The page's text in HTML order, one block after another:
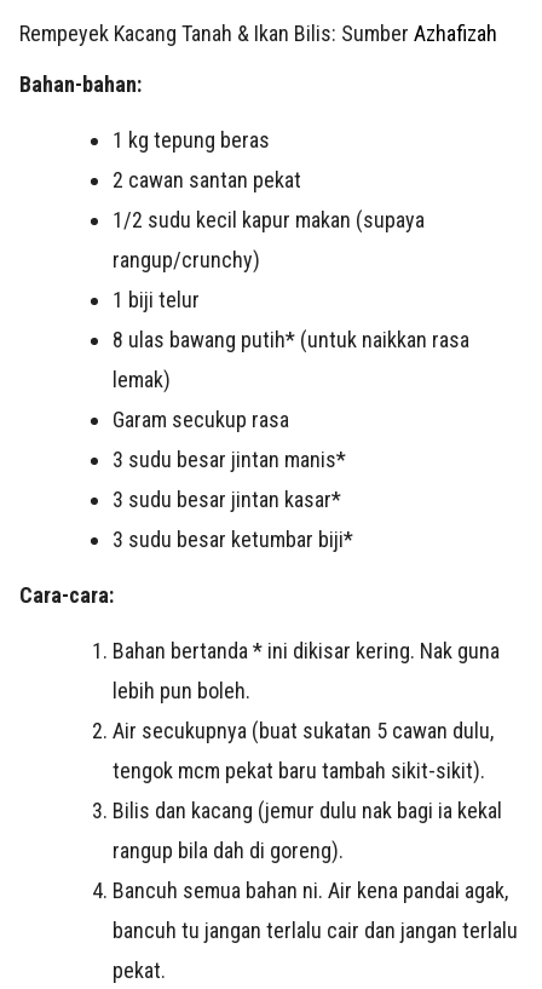
Rempeyek Kacang Tanah & Ikan Bilis: Sumber Azhafizah
Bahan-bahan:
1 kg tepung beras
2 cawan santan pekat
1/2 sudu kecil kapur makan (supaya
rangup/crunchy)
1 biji telur
8 ulas bawang putih* (untuk naikkan rasa
lemak)
Garam secukup rasa
3 sudu besar jintan manis*
3 sudu besar jintan kasar*
3 sudu besar ketumbar biji*
Cara-cara:
Bahan bertanda * ini dikisar kering. Nak guna
lebih pun boleh.
Air secukupnya (buat sukatan 5 cawan dulu,
tengok mcm pekat baru tambah sikit-sikit).
Bilis dan kacang (jemur dulu nak bagi ia kekal
rangup bila dah di goreng).
Bancuh semua bahan ni. Air kena pandai agak,
bancuh tu jangan terlalu cair dan jangan terlalu
pekat.